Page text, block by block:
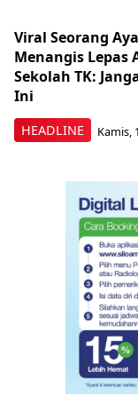
HEADLINE
Viral Seorang
Menangis Lepas
Sekolah TK:
Ini
Kamis,